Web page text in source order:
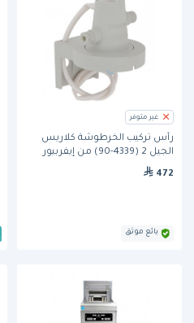
غير متوفر
رأس تركيب الخرطوشة كلاريس
الجيل 2 (4339-90) من إيفربيور
472
بائع موثق